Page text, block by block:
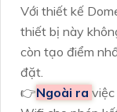
Với thiết kế
thiết bị này
còn tạo điểm
đặt.
👉Ngoài ra